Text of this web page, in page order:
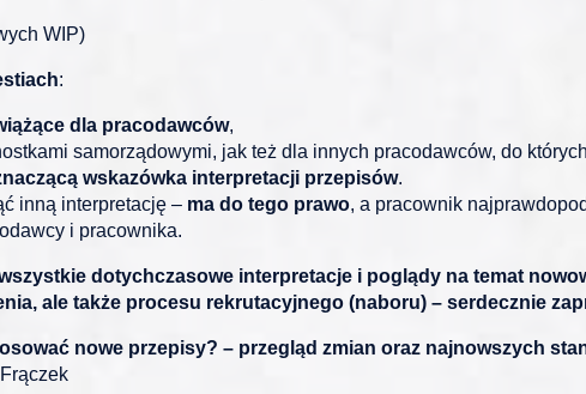
WIP)
:
dla pracodawców,
samorządowymi, jak też dla innych pracodawców, do
wskazówka interpretacji przepisów.
inną interpretację – ma do tego prawo, a pracownik
i pracownika.
dotychczasowe interpretacje i poglądy na temat
ale także procesu rekrutacyjnego (naboru) – serdecznie
nowe przepisy? – przegląd zmian oraz najnowszych